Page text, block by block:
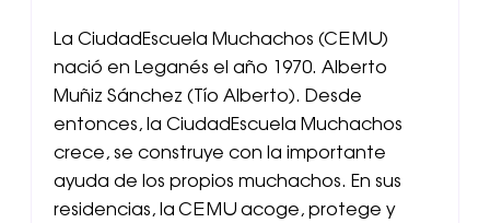
La CiudadEscuela Muchachos (CEMU)
nació en Leganés el año 1970. Alberto
Muñiz Sánchez (Tío Alberto). Desde
entonces, la CiudadEscuela Muchachos
crece, se construye con la importante
ayuda de los propios muchachos. En sus
residencias, la CEMU acoge, protege y